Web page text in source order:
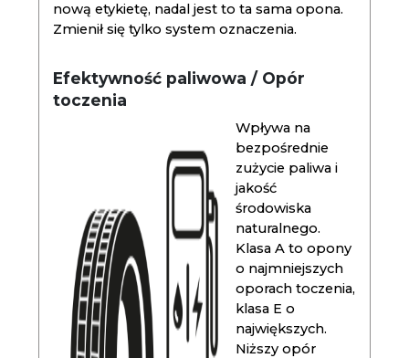
nową etykietę, nadal jest to ta sama opona.
Zmienił się tylko system oznaczenia.
Efektywność paliwowa / Opór
toczenia
Wpływa na
bezpośrednie
zużycie paliwa i
jakość
środowiska
naturalnego.
Klasa A to opony
o najmniejszych
oporach toczenia,
klasa E o
największych.
Niższy opór